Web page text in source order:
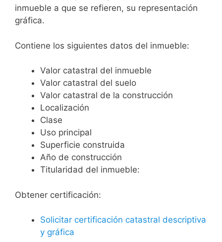
inmueble a que se refieren, su representación
gráfica.
Contiene los siguientes datos del inmueble:
Valor catastral del inmueble
Valor catastral del suelo
Valor catastral de la construcción
Localización
Clase
Uso principal
Superficie construida
Año de construcción
Titularidad del inmueble:
Obtener certificación:
Solicitar certificación catastral descriptiva
y gráfica